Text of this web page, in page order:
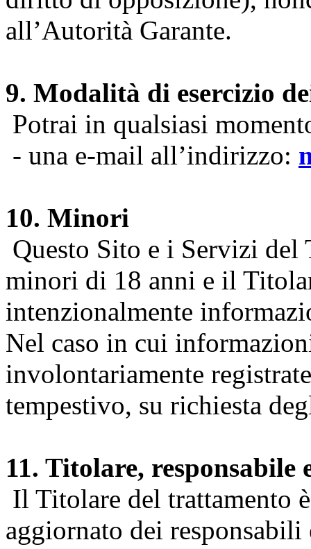
all’Autorità Garante.
9. Modalità di esercizio
Potrai in qualsiasi
- una e-mail all’indirizzo:
10. Minori
Questo Sito e i Servizi del
minori di 18 anni e il
intenzionalmente
Nel caso in cui
involontariamente
tempestivo, su richiesta
11. Titolare, responsabile
Il Titolare del trattamento
aggiornato dei